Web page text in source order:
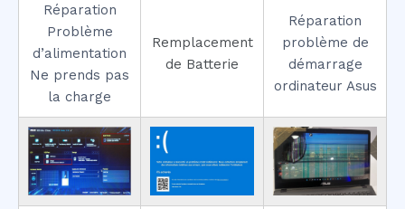
Réparation
Problème
d’alimentation
Ne prends pas
la charge
Remplacement
de Batterie
Réparation
problème de
démarrage
ordinateur Asus